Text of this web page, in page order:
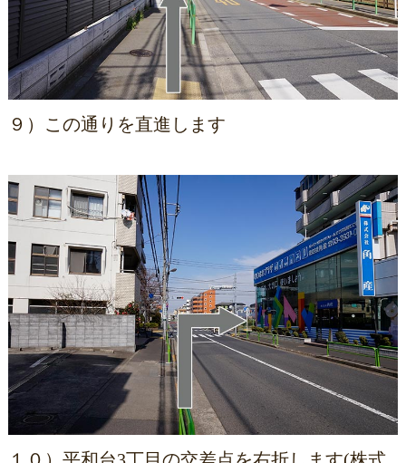
９）この通りを直進します